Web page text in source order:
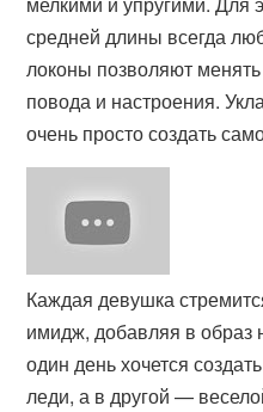
средней длины всегда
локоны позволяют
повода и настроения.
очень просто создать
Каждая девушка
имидж, добавляя в образ
один день хочется
леди, а в другой —